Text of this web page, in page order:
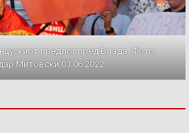
предлог пред Влада. Фото:
Митовски,03.06.2022